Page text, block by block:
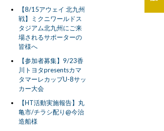
【8/15アウェイ 北九州
戦】ミクニワールドス
タジアム北九州にご来
場されるサポーターの
皆様へ
【参加者募集】9/23香
川トヨタpresentsカマ
タマーレカップU-8サッ
カー大会
【HT活動実施報告】丸
亀市/チラシ配り@今治
造船様